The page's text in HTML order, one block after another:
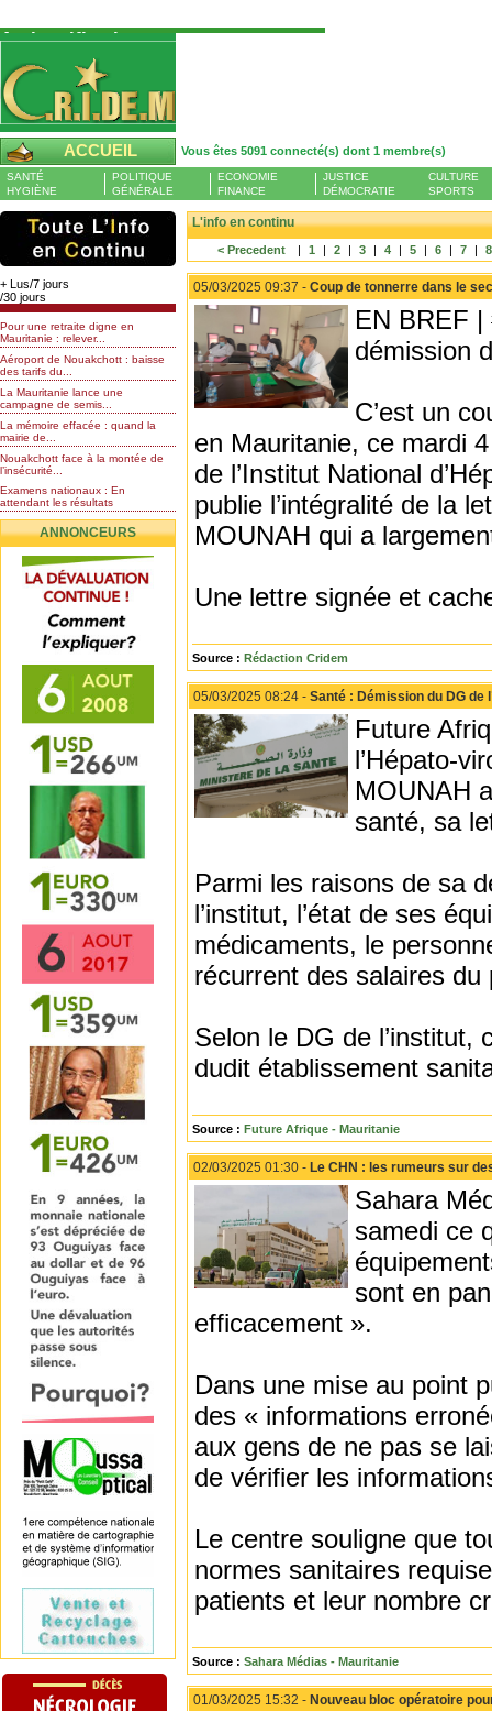
Authentification
Pour S'authentifier veuillez fournir votre
Pseudo et Mot de passer et cliquez sur : Se
connecter
Pseudo
Mot de passe
ACCUEIL Vous êtes 5091 connecté(s) dont 1 membre(s)
Liste des membres en ligne (1)
AHZNAR
SANTÉ
HYGIÈNE
POLITIQUE
GÉNÉRALE
ECONOMIE
FINANCE
JUSTICE
DÉMOCRATIE
CULTURE
SPORTS
+ Lus/7 jours
/30 jours
Pour une retraite digne en
Mauritanie : relever...
Aéroport de Nouakchott : baisse
des tarifs du...
La Mauritanie lance une
campagne de semis...
La mémoire effacée : quand la
mairie de...
Nouakchott face à la montée de
l’insécurité...
Examens nationaux : En
attendant les résultats
Nomination de l’Honorable Diye
Ba au poste de...
Mauritanie : les résultats du
baccalauréat 2026...
Mauritanie : Les 10 premiers au
BEPC 2026
Un syndicat de l’enseignement
rejette la...
ANNONCEURS
L'info en continu
< Precedent | 1 | 2 | 3 | 4 | 5 | 6 | 7 | 8
05/03/2025 09:37 - Coup de tonnerre dans le
EN BREF
démission
C’est un
en Mauritanie, ce mardi
de l’Institut National
publie l’intégralité de la
MOUNAH qui a
Une lettre signée et
Source : Rédaction Cridem
05/03/2025 08:24 - Santé : Démission du DG de
Future
l’Hépato-
MOUNAH
santé, sa
Parmi les raisons de sa
l’institut, l’état de ses
médicaments, le
récurrent des salaires
Selon le DG de l’institut,
dudit établissement
Source : Future Afrique - Mauritanie
02/03/2025 01:30 - Le CHN : les rumeurs sur
Sahara
samedi ce
sont en
efficacement ».
Dans une mise au point
des « informations
aux gens de ne pas se
de vérifier les
Le centre souligne que
normes sanitaires
patients et leur nombre
Source : Sahara Médias - Mauritanie
01/03/2025 15:32 - Nouveau bloc opératoire